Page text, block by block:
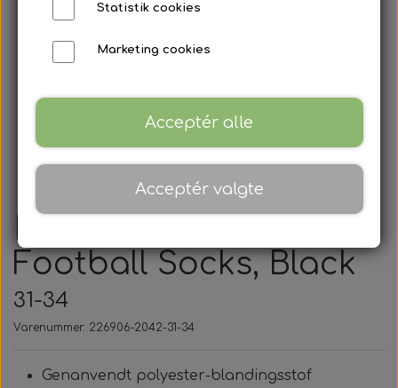
Hummel, Essential
Football Socks, Black
31-34
Varenummer: 226906-2042-31-34
Genanvendt polyester-blandingsstof
Statistik cookies
Marketing cookies
Acceptér alle
Acceptér valgte